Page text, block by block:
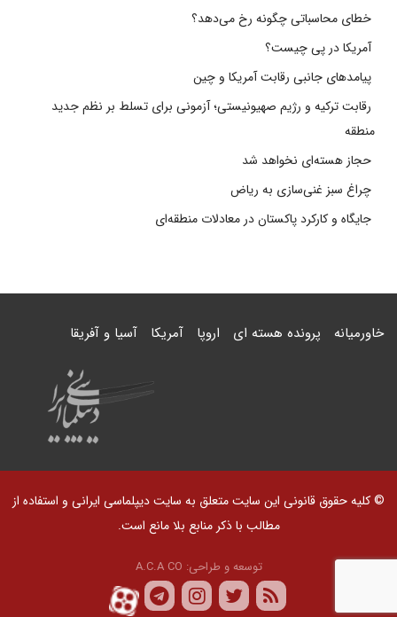
خطای محاسباتی چگونه رخ می‌دهد؟
آمریکا در پی چیست؟
پیامدهای جانبی رقابت آمریکا و چین
رقابت ترکیه و رژیم صهیونیستی؛ آزمونی برای تسلط بر نظم جدید
منطقه
حجاز هسته‌ای نخواهد شد
چراغ سبز غنی‌سازی به ریاض
جایگاه و کارکرد پاکستان در معادلات منطقه‌ای
خاورمیانه پرونده هسته ای اروپا آمریکا آسیا و آفریقا
© کلیه حقوق قانونی این سایت متعلق به سایت دیپلماسی ایرانی و استفاده از
مطالب با ذکر منابع بلا مانع است.
توسعه و طراحی: A.C.A CO